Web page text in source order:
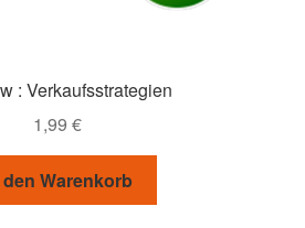
: Verkaufsstrategien
1,99 €
den Warenkorb